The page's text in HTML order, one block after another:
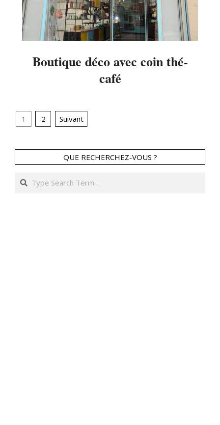
Boutique déco avec coin thé-
café
11
Pagination
publications
1 2 Suivant
QUE RECHERCHEZ-VOUS ?
Search